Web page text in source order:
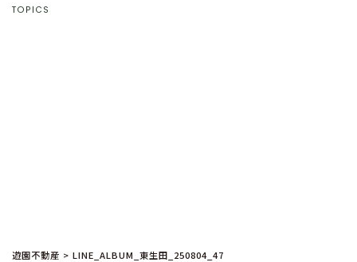
TOPICS
遊園不動産 > LINE_ALBUM_東生田_250804_47